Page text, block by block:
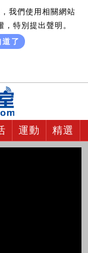
我們使用相關網站
特別提出聲明。
道了
運動 精選